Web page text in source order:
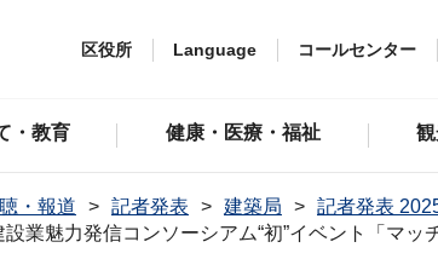
区役所 Language コールセンター
・教育 健康・医療・福祉
・報道 記者発表 建築局
記者発表
魅力発信コンソーシアム“初”イベント「マッ